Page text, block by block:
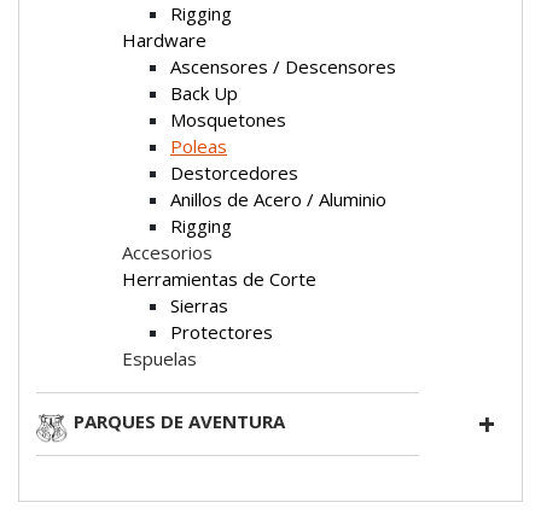
Rigging
Hardware
Ascensores / Descensores
Back Up
Mosquetones
Poleas
Destorcedores
Anillos de Acero / Aluminio
Rigging
Accesorios
Herramientas de Corte
Sierras
Protectores
Espuelas
PARQUES DE AVENTURA